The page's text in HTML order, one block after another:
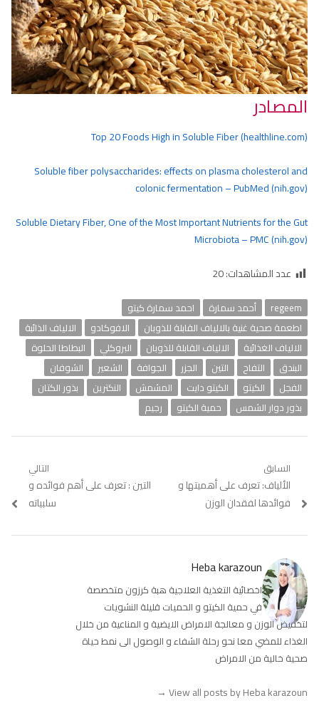
المصادر
Top 20 Foods High in Soluble Fiber (healthline.com)
Soluble fiber polysaccharides: effects on plasma cholesterol and
colonic fermentation – PubMed (nih.gov)
Soluble Dietary Fiber, One of the Most Important Nutrients for the Gut
Microbiota – PMC (nih.gov)
عدد المشاهدات:20
regeem أحمد سمارة
احمد سمارة كيتو
اطعمة صحية غنية بالالياف القابلة للذوبان
الافوكادو
الالياف الذائبة
الالياف الغذائية
الالياف القابلة للذوبان البروكلي
البطاطا الحلوة
البندق
التفاح التين الجزر الجوافة الشعير
الشوفان
الفجل
الكيتو الكيتو دايت المشمش النكترين
بذور الكتان
بذور دوار الشمس
حمية الكيتو رجيم
تصفّح
المقالات
السابق
Previous
post:
الألياف: تعرف على أهميتها و
فوائدها لفقدان الوزن
التالي
Next
التين : تعرف على أهم فوائده و
سلبياته
Heba karazoun
اخصائية التغذية العلاجية هبة كرزون متخصصة
في حمية الكيتو و الحميات قليلة النشويات
لتخفيض الوزن و معالجة الامراض الايضية و المناعية من خلال
الغذاء للمضي معا نحو رحلة الشفاء و الوصول الى نمط حياة
صحية خالية من الامراض
View all posts by Heba karazoun
→